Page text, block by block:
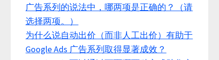
广告系列的说法中，哪两项是正确的？（请
选择两项。）
为什么说自动出价（而非人工出价）有助于
Google Ads 广告系列取得显著成效？